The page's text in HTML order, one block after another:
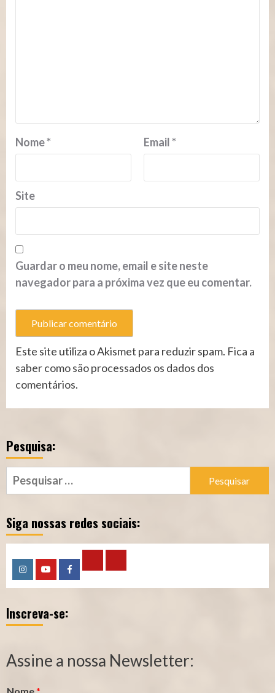
Nome* Email*
Site
Guardar o meu nome, email e site neste
navegador para a próxima vez que eu comentar.
Este site utiliza o Akismet para reduzir spam. Fica a
saber como são processados os dados dos
comentários.
Pesquisa:
Pesquisar
por:
Siga nossas redes sociais:
InstagramYouTubeFacebook
Calculadora
–
Segurado
Calculadora
–
Contribuição
Inscreva-se:
Assine a nossa Newsletter: